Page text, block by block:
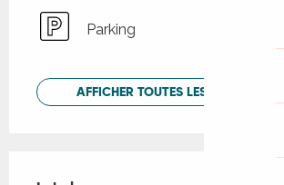
Parking
AFFICHER TOUTES LES PRESTATIONS